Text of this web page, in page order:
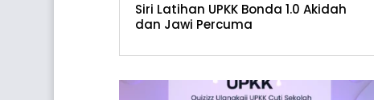
Siri Latihan UPKK Bonda 1.0 Akidah
dan Jawi Percuma